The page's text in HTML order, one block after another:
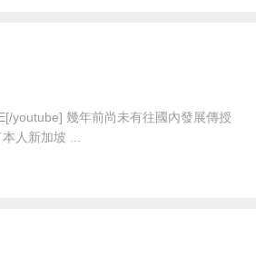
youtube] 幾年前尚未有往國內發展傳授
人新加坡 ...